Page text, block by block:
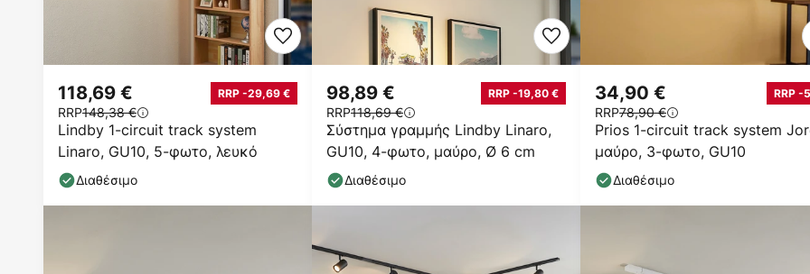
Lindby 1-circuit track system
Linaro, GU10, 5-φωτο, λευκό
118,69 € RRP -29,69 €
RRP148,38 €
Διαθέσιμο
Σύστημα γραμμής Lindby Linaro,
GU10, 4-φωτο, μαύρο, Ø 6 cm
98,89 € RRP -19,80 €
RRP118,69 €
Διαθέσιμο
Prios 1-circuit track system
μαύρο, 3-φωτο, GU10
34,90 € RRP -
RRP78,90 €
Διαθέσιμο